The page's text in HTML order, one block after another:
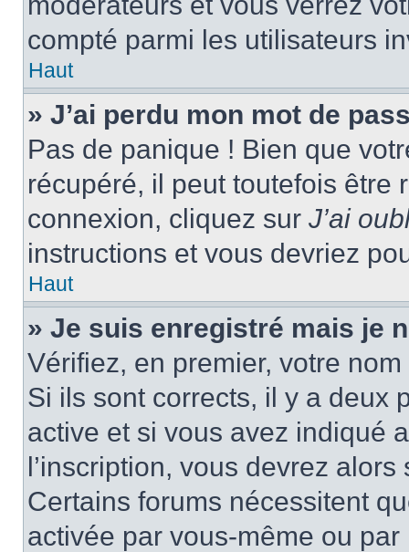
compté parmi les utilisateurs
Haut
» J’ai perdu mon mot de
Pas de panique ! Bien que
récupéré, il peut toutefois être
connexion, cliquez sur J’ai
instructions et vous devriez
Haut
» Je suis enregistré mais je
Vérifiez, en premier, votre
Si ils sont corrects, il y a deux
active et si vous avez indiqué
l’inscription, vous devrez
Certains forums nécessitent
activée par vous-même ou